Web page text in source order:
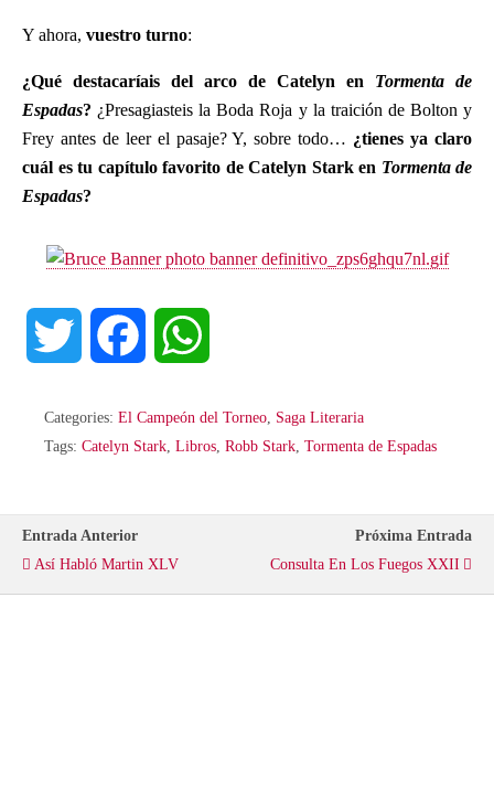
Y ahora, vuestro turno:
¿Qué destacaríais del arco de Catelyn en Tormenta de
Espadas? ¿Presagiasteis la Boda Roja y la traición de Bolton y
Frey antes de leer el pasaje? Y, sobre todo… ¿tienes ya claro
cuál es tu capítulo favorito de Catelyn Stark en Tormenta de
Espadas?
i
t
c
b
a
Categories: El Campeón del Torneo Saga Literaria
Tags: Catelyn Stark Libros Robb Stark Tormenta de Espadas
Entrada Anterior
Así Habló Martin XLV
Próxima Entrada
Consulta En Los Fuegos XXII